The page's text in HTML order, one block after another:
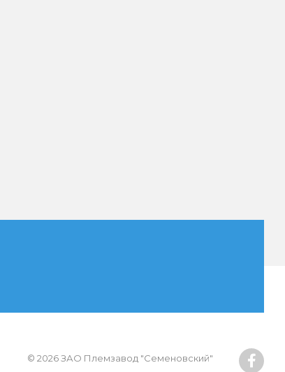
© 2026 ЗАО Племзавод "Семеновский"